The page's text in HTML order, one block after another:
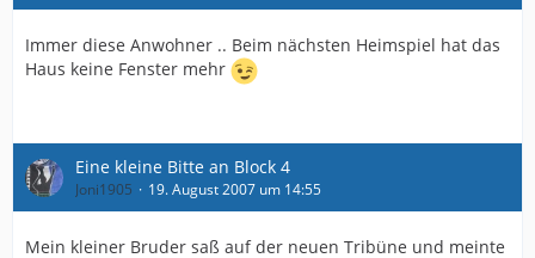
Immer diese Anwohner .. Beim nächsten Heimspiel hat das
Haus keine Fenster mehr
Eine kleine Bitte an Block 4
Joni1905 19. August 2007 um 14:55
Mein kleiner Bruder saß auf der neuen Tribüne und meinte